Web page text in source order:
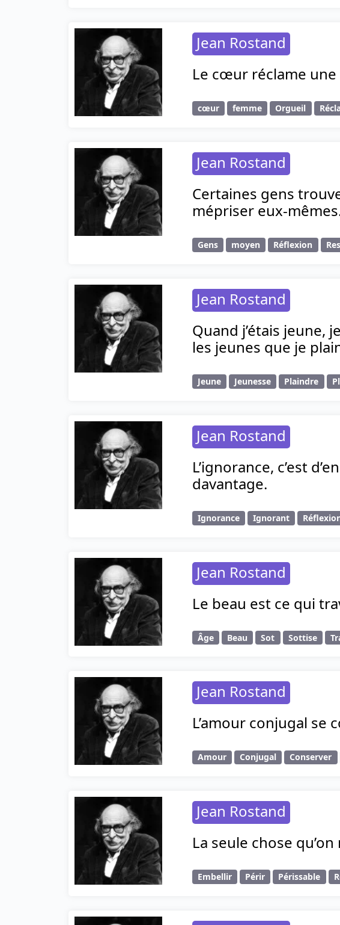
Jean Rostand
Le cœur réclame une
cœur femme Orgueil
Jean Rostand
Certaines gens
mépriser eux-
Gens moyen Réflexion
Jean Rostand
Quand j’étais jeune,
les jeunes que je
Jeune Jeunesse Plaindre
Jean Rostand
L’ignorance, c’est
davantage.
Ignorance Ignorant
Jean Rostand
Le beau est ce qui
Âge Beau Sot Sottise
Jean Rostand
L’amour conjugal se
Amour Conjugal Conserver
Jean Rostand
La seule chose
Embellir Périr Périssable